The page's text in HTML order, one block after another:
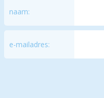
naam:
e-mailadres: